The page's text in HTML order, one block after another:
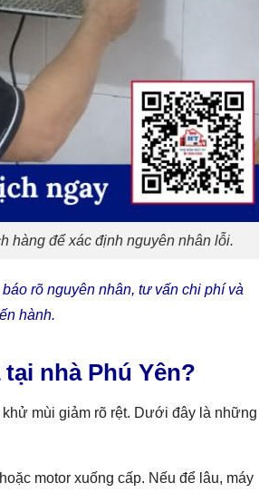
hàng để xác định nguyên nhân lỗi.
rõ nguyên nhân, tư vấn chi phí và
hành.
nhà Phú Yên?
mùi giảm rõ rệt. Dưới đây là những
motor xuống cấp. Nếu để lâu, máy